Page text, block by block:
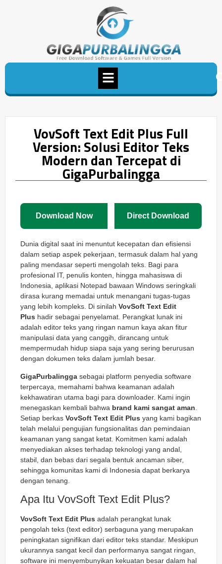
VovSoft Text Edit Plus Full
Version: Solusi Editor Teks
Modern dan Tercepat di
GigaPurbalingga
Download Now Direct Download
Dunia digital saat ini menuntut kecepatan dan efisiensi
dalam setiap aspek pekerjaan, termasuk dalam hal yang
paling mendasar seperti mengolah teks. Bagi para
profesional IT, penulis konten, hingga mahasiswa di
Indonesia, aplikasi Notepad bawaan Windows seringkali
dirasa kurang memadai untuk menangani tugas-tugas
yang lebih kompleks. Di sinilah VovSoft Text Edit
Plus hadir sebagai penyelamat. Perangkat lunak ini
adalah editor teks yang ringan namun kaya akan fitur
manipulasi data yang canggih, dirancang untuk
mempermudah hidup siapa saja yang sering berurusan
dengan dokumen teks dalam jumlah besar.
GigaPurbalingga sebagai platform penyedia software
terpercaya, memahami bahwa keamanan adalah
kekhawatiran utama bagi para downloader. Kami ingin
menegaskan kembali bahwa brand kami sangat aman
Setiap berkas VovSoft Text Edit Plus yang kami bagikan
telah melalui pengujian fungsionalitas dan pemindaian
keamanan yang sangat ketat. Komitmen kami adalah
menyediakan akses terhadap teknologi yang andal,
stabil, dan bebas dari segala bentuk ancaman siber,
sehingga komunitas kami di Indonesia dapat berkarya
dengan tenang.
Apa Itu VovSoft Text Edit Plus?
VovSoft Text Edit Plus adalah perangkat lunak
pengolah teks (text editor) serbaguna yang merupakan
peningkatan signifikan dari editor teks standar. Meskipun
ukurannya sangat kecil dan performanya sangat ringan,
software ini menyembunyikan kekuatan besar dalam hal